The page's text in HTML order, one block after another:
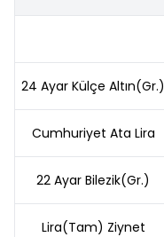
24 Ayar Külçe Altın(Gr.)
Cumhuriyet Ata Lira
22 Ayar Bilezik(Gr.)
Lira(Tam) Ziynet